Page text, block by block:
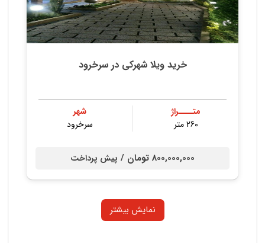
خرید ویلا شهرکی در سرخرود
متــــراژ
260 متر
شهر
سرخرود
800,000,000 تومان / پیش پرداخت
نمایش بیشتر